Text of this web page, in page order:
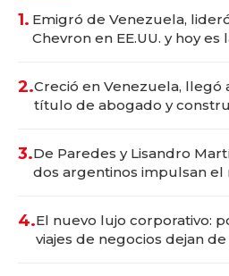
1. Emigró de Venezuela,
Chevron en EE.UU. y hoy
2.Creció en Venezuela, llegó
título de abogado y
3.De Paredes y Lisandro
dos argentinos impulsan el
4.El nuevo lujo corporativo:
viajes de negocios dejan